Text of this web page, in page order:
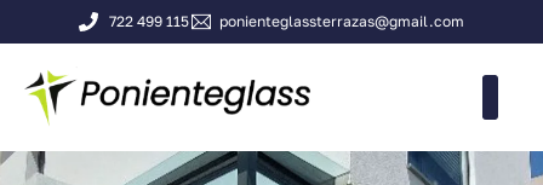
722 499 115 ponienteglassterrazas@gmail.com